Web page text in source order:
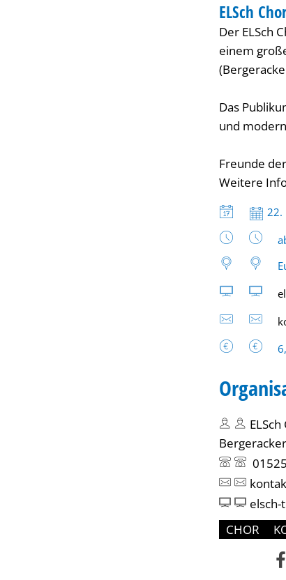
Geburtstageskonzert
KATEGORIE:
ELSch
Der ELSch
einem
Das
und
Freunde
Weitere
Datum:
22.
CHOR